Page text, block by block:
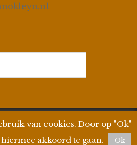
byWPman4U|
35019695 | BTW ID
van cookies. Door op "Ok"
akkoord te gaan.
Ok